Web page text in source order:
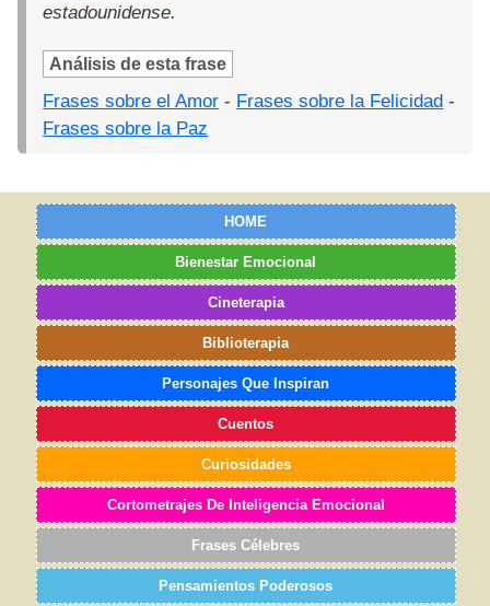
estadounidense.
Análisis de esta frase
Frases sobre el Amor - Frases sobre la Felicidad -
Frases sobre la Paz
HOME
Bienestar Emocional
Cineterapia
Biblioterapia
Personajes Que Inspiran
Cuentos
Curiosidades
Cortometrajes De Inteligencia Emocional
Frases Célebres
Pensamientos Poderosos